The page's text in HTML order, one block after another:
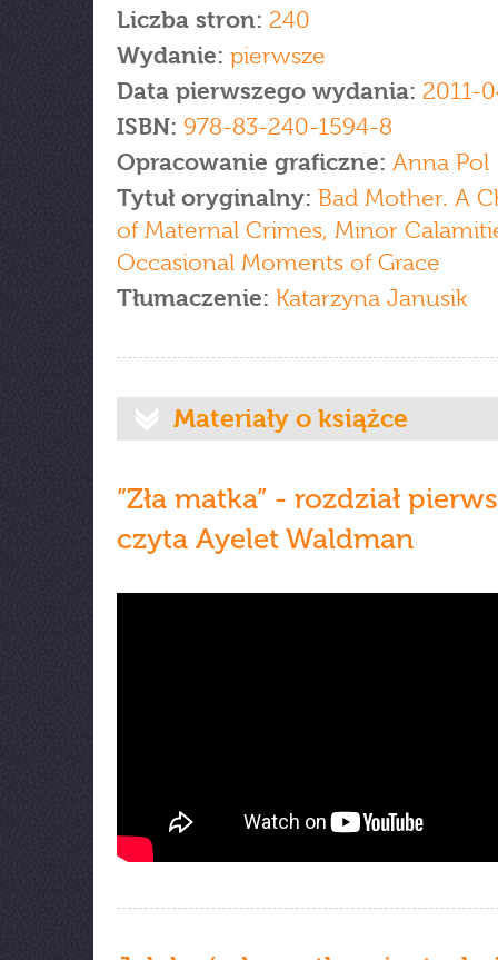
Liczba stron: 240
Wydanie: pierwsze
Data pierwszego wydania: 2011-
ISBN: 978-83-240-1594-8
Opracowanie graficzne: Anna Pol
Tytuł oryginalny: Bad Mother. A
of Maternal Crimes, Minor
Occasional Moments of Grace
Tłumaczenie: Katarzyna Janusik
Materiały o książce
”Zła matka” - rozdział
czyta Ayelet Waldman